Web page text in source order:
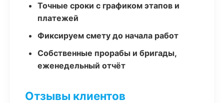
Точные сроки с графиком этапов и
платежей
Фиксируем смету до начала работ
Собственные прорабы и бригады,
еженедельный отчёт
Отзывы клиентов